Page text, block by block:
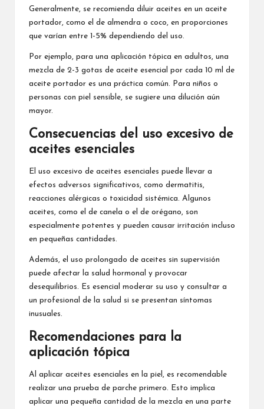
Generalmente, se recomienda diluir aceites en un aceite
portador, como el de almendra o coco, en proporciones
que varían entre 1-5% dependiendo del uso.
Por ejemplo, para una aplicación tópica en adultos, una
mezcla de 2-3 gotas de aceite esencial por cada 10 ml de
aceite portador es una práctica común. Para niños o
personas con piel sensible, se sugiere una dilución aún
mayor.
Consecuencias del uso excesivo de
aceites esenciales
El uso excesivo de aceites esenciales puede llevar a
efectos adversos significativos, como dermatitis,
reacciones alérgicas o toxicidad sistémica. Algunos
aceites, como el de canela o el de orégano, son
especialmente potentes y pueden causar irritación incluso
en pequeñas cantidades.
Además, el uso prolongado de aceites sin supervisión
puede afectar la salud hormonal y provocar
desequilibrios. Es esencial moderar su uso y consultar a
un profesional de la salud si se presentan síntomas
inusuales.
Recomendaciones para la
aplicación tópica
Al aplicar aceites esenciales en la piel, es recomendable
realizar una prueba de parche primero. Esto implica
aplicar una pequeña cantidad de la mezcla en una parte